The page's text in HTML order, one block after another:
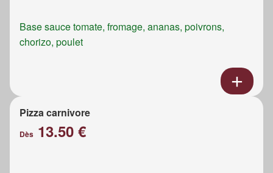
Base sauce tomate, fromage, ananas, poivrons,
chorizo, poulet
Pizza carnivore
Dès 13.50 €